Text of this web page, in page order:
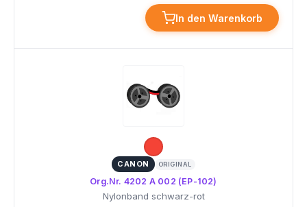
In den Warenkorb
CANON ORIGINAL
Org.Nr. 4202 A 002 (EP-102)
Nylonband schwarz-rot